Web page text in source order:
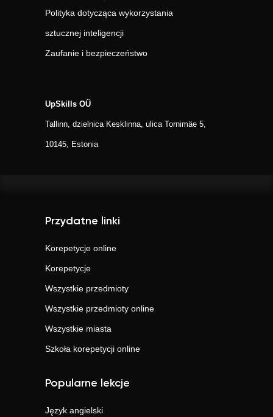
Polityka dotycząca wykorzystania
sztucznej inteligencji
Zaufanie i bezpieczeństwo
UpSkills OÜ
Tallinn, dzielnica Kesklinna, ulica Tornimäe 5,
10145, Estonia
Przydatne linki
Korepetycje online
Korepetycje
Wszystkie przedmioty
Wszystkie przedmioty online
Wszystkie miasta
Szkoła korepetycji online
Popularne lekcje
Język angielski